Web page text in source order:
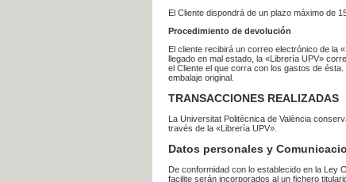
El Cliente dispondrá de un plazo máximo de
Procedimiento de devolución
El cliente recibirá un correo electrónico de la
llegado en mal estado, la «Librería UPV»
el Cliente el que corra con los gastos de
embalaje original.
TRANSACCIONES REALIZADAS
La Universitat Politècnica de València
través de la «Librería UPV».
Datos personales y
De conformidad con lo establecido en la Ley
facilite serán incorporados al un fichero